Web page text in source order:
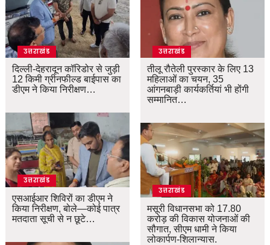
उत्तराखंड
दिल्ली-देहरादून कॉरिडोर से जुड़ी
12 किमी ग्रीनफील्ड बाईपास का
डीएम ने किया निरीक्षण…
उत्तराखंड
एसआईआर शिविरों का डीएम ने
किया निरीक्षण, बोले—कोई पात्र
मतदाता सूची से न छूटे…
उत्तराखंड
तीलू रौतेली पुरस्कार के लिए 13
महिलाओं का चयन, 35
आंगनबाड़ी कार्यकर्तियां भी होंगी
सम्मानित…
उत्तराखंड
मसूरी विधानसभा को 17.80
करोड़ की विकास योजनाओं की
सौगात, सीएम धामी ने किया
लोकार्पण-शिलान्यास.